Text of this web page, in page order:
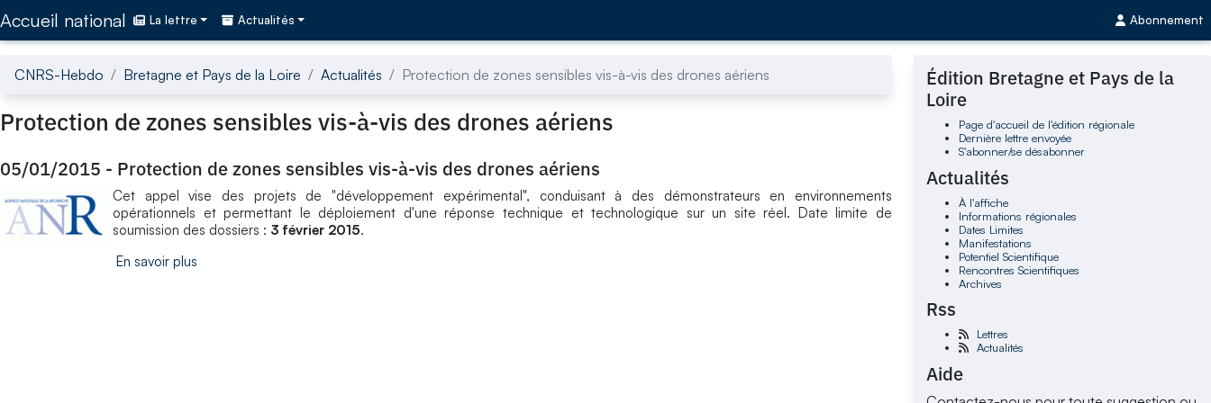
Accueil national La lettre Actualités Abonnement
CNRS-Hebdo Bretagne et Pays de la Loire Actualités Protection de zones sensibles vis-à-vis des drones aériens
Protection de zones sensibles vis-à-vis des drones aériens
05/01/2015 - Protection de zones sensibles vis-à-vis des drones aériens
Cet appel vise des projets de "développement expérimental", conduisant à des démonstrateurs en environnements
opérationnels et permettant le déploiement d'une réponse technique et technologique sur un site réel. Date limite de
soumission des dossiers : 3 février 2015.
En savoir plus
Édition Bretagne et Pays de la
Loire
Page d'accueil de l'édition régionale
Dernière lettre envoyée
S'abonner/se désabonner
Actualités
À l'affiche
Informations régionales
Dates Limites
Manifestations
Potentiel Scientifique
Rencontres Scientifiques
Archives
Rss
Lettres
Actualités
Aide